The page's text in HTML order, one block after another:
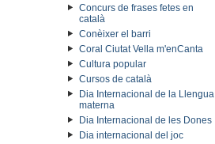
Concurs de frases fetes en
català
Conèixer el barri
Coral Ciutat Vella m'enCanta
Cultura popular
Cursos de català
Dia Internacional de la Llengua
materna
Dia Internacional de les Dones
Dia internacional del joc